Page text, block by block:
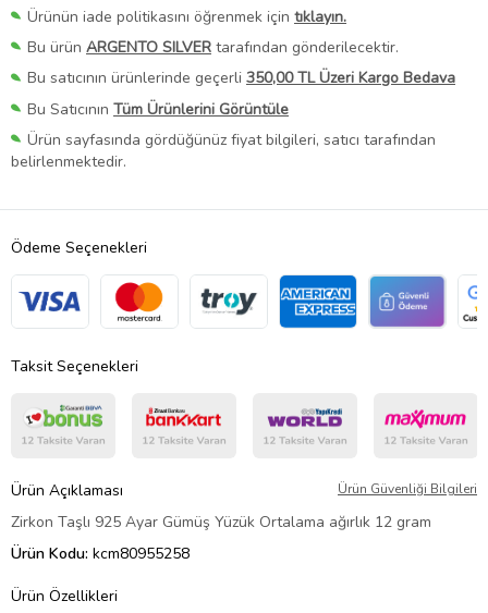
Ürünün iade politikasını öğrenmek için tıklayın.
Bu ürün ARGENTO SILVER tarafından gönderilecektir.
Bu satıcının ürünlerinde geçerli 350,00 TL Üzeri Kargo Bedava
Bu Satıcının Tüm Ürünlerini Görüntüle
Ürün sayfasında gördüğünüz fiyat bilgileri, satıcı tarafından
belirlenmektedir.
Ödeme Seçenekleri
Taksit Seçenekleri
Ürün Açıklaması Ürün Güvenliği Bilgileri
Zirkon Taşlı 925 Ayar Gümüş Yüzük Ortalama ağırlık 12 gram
Ürün Kodu: kcm80955258
Ürün Özellikleri